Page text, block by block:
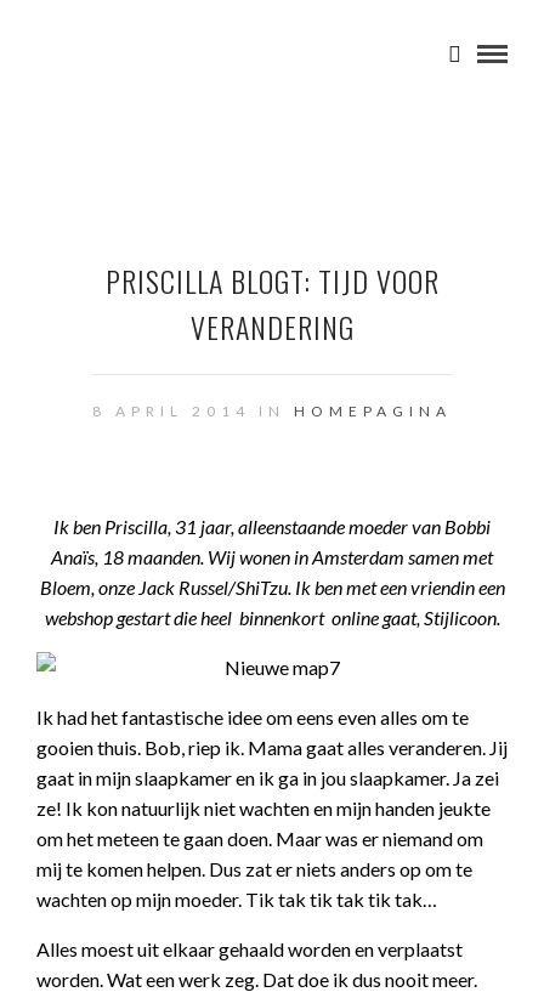
PRISCILLA BLOGT: TIJD VOOR
VERANDERING
8 APRIL 2014 IN HOMEPAGINA
Ik ben Priscilla, 31 jaar, alleenstaande moeder van Bobbi
Anaïs, 18 maanden. Wij wonen in Amsterdam samen met
Bloem, onze Jack Russel/ShiTzu. Ik ben met een vriendin een
webshop gestart die heel binnenkort online gaat, Stijlicoon.
Ik had het fantastische idee om eens even alles om te
gooien thuis. Bob, riep ik. Mama gaat alles veranderen. Jij
gaat in mijn slaapkamer en ik ga in jou slaapkamer. Ja zei
ze! Ik kon natuurlijk niet wachten en mijn handen jeukte
om het meteen te gaan doen. Maar was er niemand om
mij te komen helpen. Dus zat er niets anders op om te
wachten op mijn moeder. Tik tak tik tak tik tak…
Alles moest uit elkaar gehaald worden en verplaatst
worden. Wat een werk zeg. Dat doe ik dus nooit meer.